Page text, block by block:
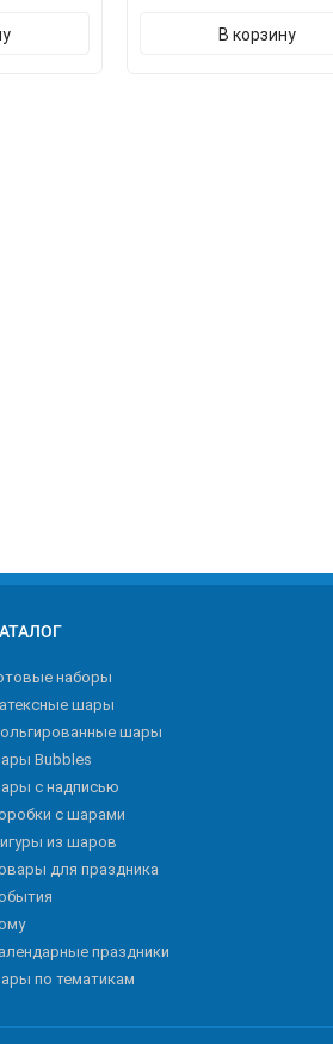
В корзину
наборы
шары
шары
Bubbles
с надписью
с шарами
из шаров
для праздника
праздники
по тематикам